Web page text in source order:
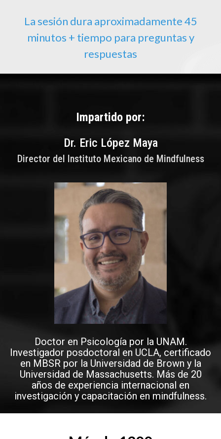
La sesión dura aproximadamente 45
minutos + tiempo para preguntas y
respuestas
Impartido por:
Dr. Eric López Maya
Director del Instituto Mexicano de Mindfulness
Doctor en Psicología por la UNAM.
Investigador posdoctoral en UCLA, certificado
en MBSR por la Universidad de Brown y la
Universidad de Massachusetts. Más de 20
años de experiencia internacional en
investigación y capacitación en mindfulness.